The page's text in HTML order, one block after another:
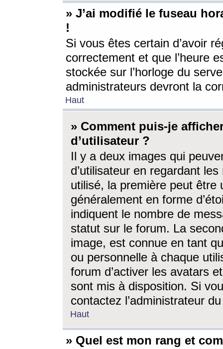
» J’ai modifié le fuseau
!
Si vous êtes certain d’avoir
correctement et que l’heure
stockée sur l’horloge du
administrateurs devront la
Haut
» Comment puis-je
d’utilisateur ?
Il y a deux images qui
d’utilisateur en regardant
utilisé, la première peut être
généralement en forme
indiquent le nombre de
statut sur le forum. La
image, est connue en tant
ou personnelle à chaque
forum d’activer les avatars
sont mis à disposition. Si
contactez l’administrateur
Haut
» Quel est mon rang et